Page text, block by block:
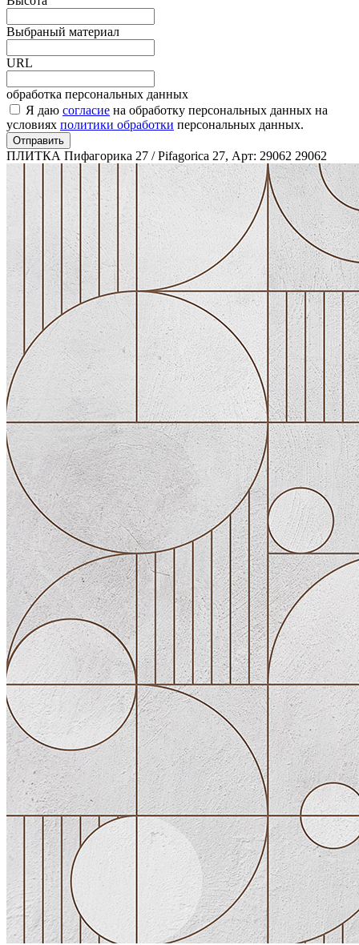
Выбраный материал
URL
обработка персональных данных
Я даю согласие на обработку персональных данных на
условиях политики обработки персональных данных.
Отправить
ПЛИТКА Пифагорика 27 / Pifagorica 27, Арт: 29062 29062